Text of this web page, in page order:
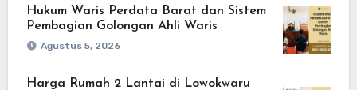
Hukum Waris Perdata Barat dan Sistem
Pembagian Golongan Ahli Waris
Agustus 5, 2026
Harga Rumah 2 Lantai di Lowokwaru